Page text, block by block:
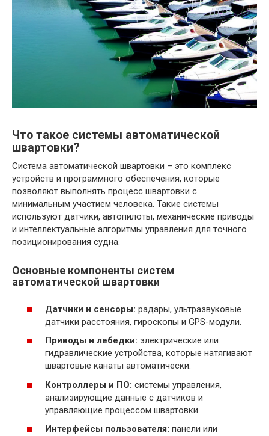
Что такое системы автоматической
швартовки?
Система автоматической швартовки – это комплекс
устройств и программного обеспечения, которые
позволяют выполнять процесс швартовки с
минимальным участием человека. Такие системы
используют датчики, автопилоты, механические приводы
и интеллектуальные алгоритмы управления для точного
позиционирования судна.
Основные компоненты систем
автоматической швартовки
Датчики и сенсоры: радары, ультразвуковые
датчики расстояния, гироскопы и GPS-модули.
Приводы и лебедки: электрические или
гидравлические устройства, которые натягивают
швартовые канаты автоматически.
Контроллеры и ПО: системы управления,
анализирующие данные с датчиков и
управляющие процессом швартовки.
Интерфейсы пользователя: панели или